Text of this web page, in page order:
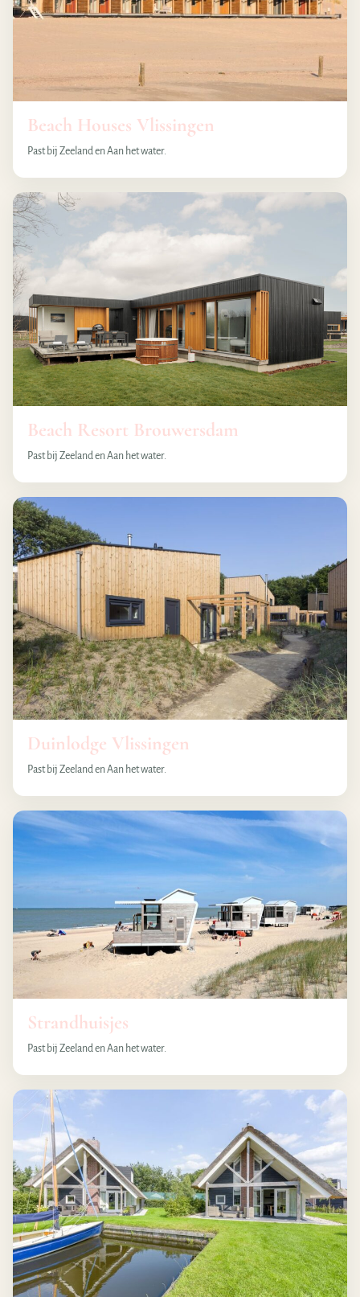
Beach Houses Vlissingen
Past bij Zeeland en Aan het water.
Beach Resort Brouwersdam
Past bij Zeeland en Aan het water.
Duinlodge Vlissingen
Past bij Zeeland en Aan het water.
Strandhuisjes
Past bij Zeeland en Aan het water.